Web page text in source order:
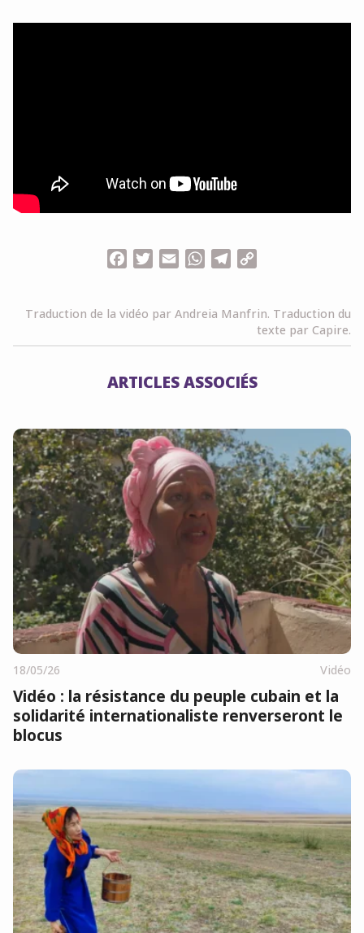
FacebookTwitterEmailWhatsApp
Telegram
Traduction de la vidéo par Andreia Manfrin. Traduction du
texte par Capire.
ARTICLES ASSOCIÉS
18/05/26 Vidéo
Vidéo : la résistance du peuple cubain et la
solidarité internationaliste renverseront le
blocus